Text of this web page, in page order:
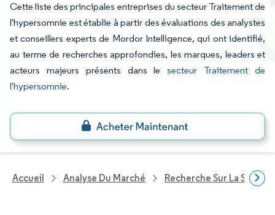
Cette liste des principales entreprises du secteur Traitement de
l'hypersomnie est établie à partir des évaluations des analystes
et conseillers experts de Mordor Intelligence, qui ont identifié,
au terme de recherches approfondies, les marques, leaders et
acteurs majeurs présents dans lesecteur Traitement de
l'hypersomnie.
Accueil Analyse Du Marché Recherche Sur La Santé